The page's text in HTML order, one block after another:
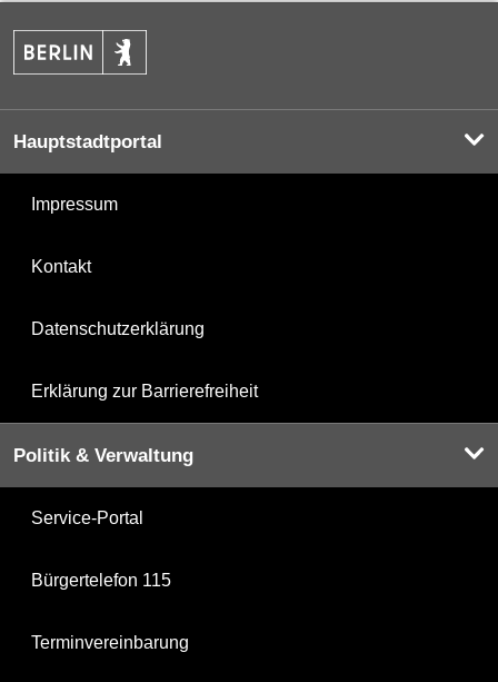
Hauptstadtportal
Impressum
Kontakt
Datenschutzerklärung
Erklärung zur Barrierefreiheit
Politik & Verwaltung
Service-Portal
Bürgertelefon 115
Terminvereinbarung